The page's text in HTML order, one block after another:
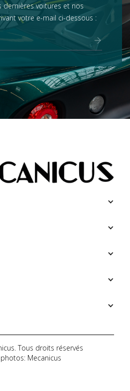
dernières voitures et nos
votre e-mail ci-dessous :
Tous droits réservés
Mecanicus